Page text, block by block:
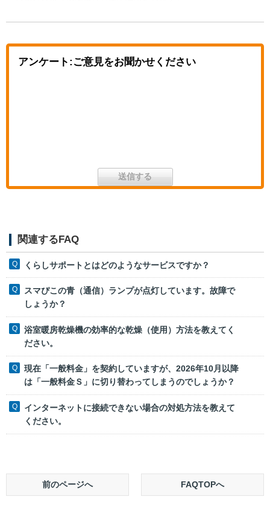
アンケート:ご意見をお聞かせください
関連するFAQ
くらしサポートとはどのようなサービスですか？
スマぴこの青（通信）ランプが点灯しています。故障で
しょうか？
浴室暖房乾燥機の効率的な乾燥（使用）方法を教えてく
ださい。
現在「一般料金」を契約していますが、2026年10月以降
は「一般料金Ｓ」に切り替わってしまうのでしょうか？
インターネットに接続できない場合の対処方法を教えて
ください。
前のページへ FAQTOPへ